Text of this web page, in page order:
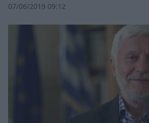
07/06/2019 09:12